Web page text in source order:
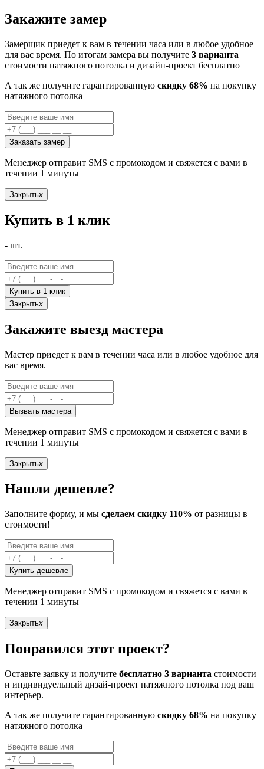
Закажите замер
Замерщик приедет к вам в течении часа или в любое удобное
для вас время. По итогам замера вы получите 3 варианта
стоимости натяжного потолка и дизайн-проект бесплатно
А так же получите гарантированную скидку 68% на покупку
натяжного потолка
Заказать замер
Менеджер отправит SMS с промокодом и свяжется с вами в
течении 1 минуты
Закрытьx
Купить в 1 клик
- шт.
Купить в 1 клик
Закрытьx
Закажите выезд мастера
Мастер приедет к вам в течении часа или в любое удобное для
вас время.
Вызвать мастера
Менеджер отправит SMS с промокодом и свяжется с вами в
течении 1 минуты
Закрытьx
Нашли дешевле?
Заполните форму, и мы сделаем скидку 110% от разницы в
стоимости!
Купить дешевле
Менеджер отправит SMS с промокодом и свяжется с вами в
течении 1 минуты
Закрытьx
Понравился этот проект?
Оставьте заявку и получите бесплатно 3 варианта стоимости
и индивидуельный дизай-проект натяжного потолка под ваш
интерьер.
А так же получите гарантированную скидку 68% на покупку
натяжного потолка